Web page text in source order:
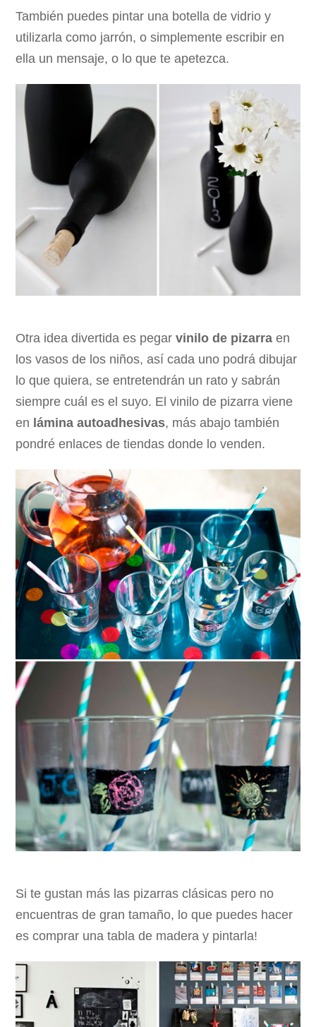
También puedes pintar una botella de vidrio y
utilizarla como jarrón, o simplemente escribir en
ella un mensaje, o lo que te apetezca.
Otra idea divertida es pegarvinilo de pizarra en
los vasos de los niños, así cada uno podrá dibujar
lo que quiera, se entretendrán un rato y sabrán
siempre cuál es el suyo. El vinilo de pizarra viene
en lámina autoadhesivas, más abajo también
pondré enlaces de tiendas donde lo venden.
Si te gustan más las pizarras clásicas pero no
encuentras de gran tamaño, lo que puedes hacer
es comprar una tabla de madera y pintarla!